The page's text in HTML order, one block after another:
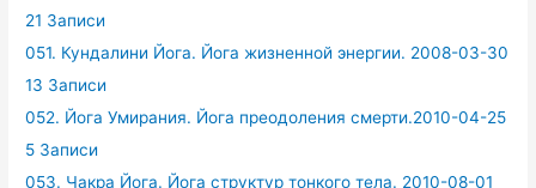
21 Записи
051. Кундалини Йога. Йога жизненной энергии. 2008-03-30
13 Записи
052. Йога Умирания. Йога преодоления смерти.2010-04-25
5 Записи
053. Чакра Йога. Йога структур тонкого тела. 2010-08-01